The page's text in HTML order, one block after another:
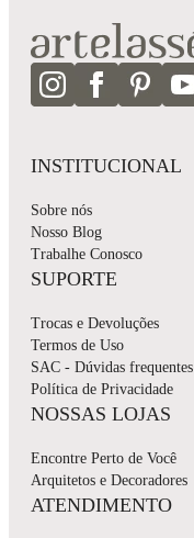
INSTITUCIONAL
Sobre nós
Nosso Blog
Trabalhe Conosco
SUPORTE
Trocas e Devoluções
Termos de Uso
SAC - Dúvidas frequentes
Política de Privacidade
NOSSAS LOJAS
Encontre Perto de Você
Arquitetos e Decoradores
ATENDIMENTO